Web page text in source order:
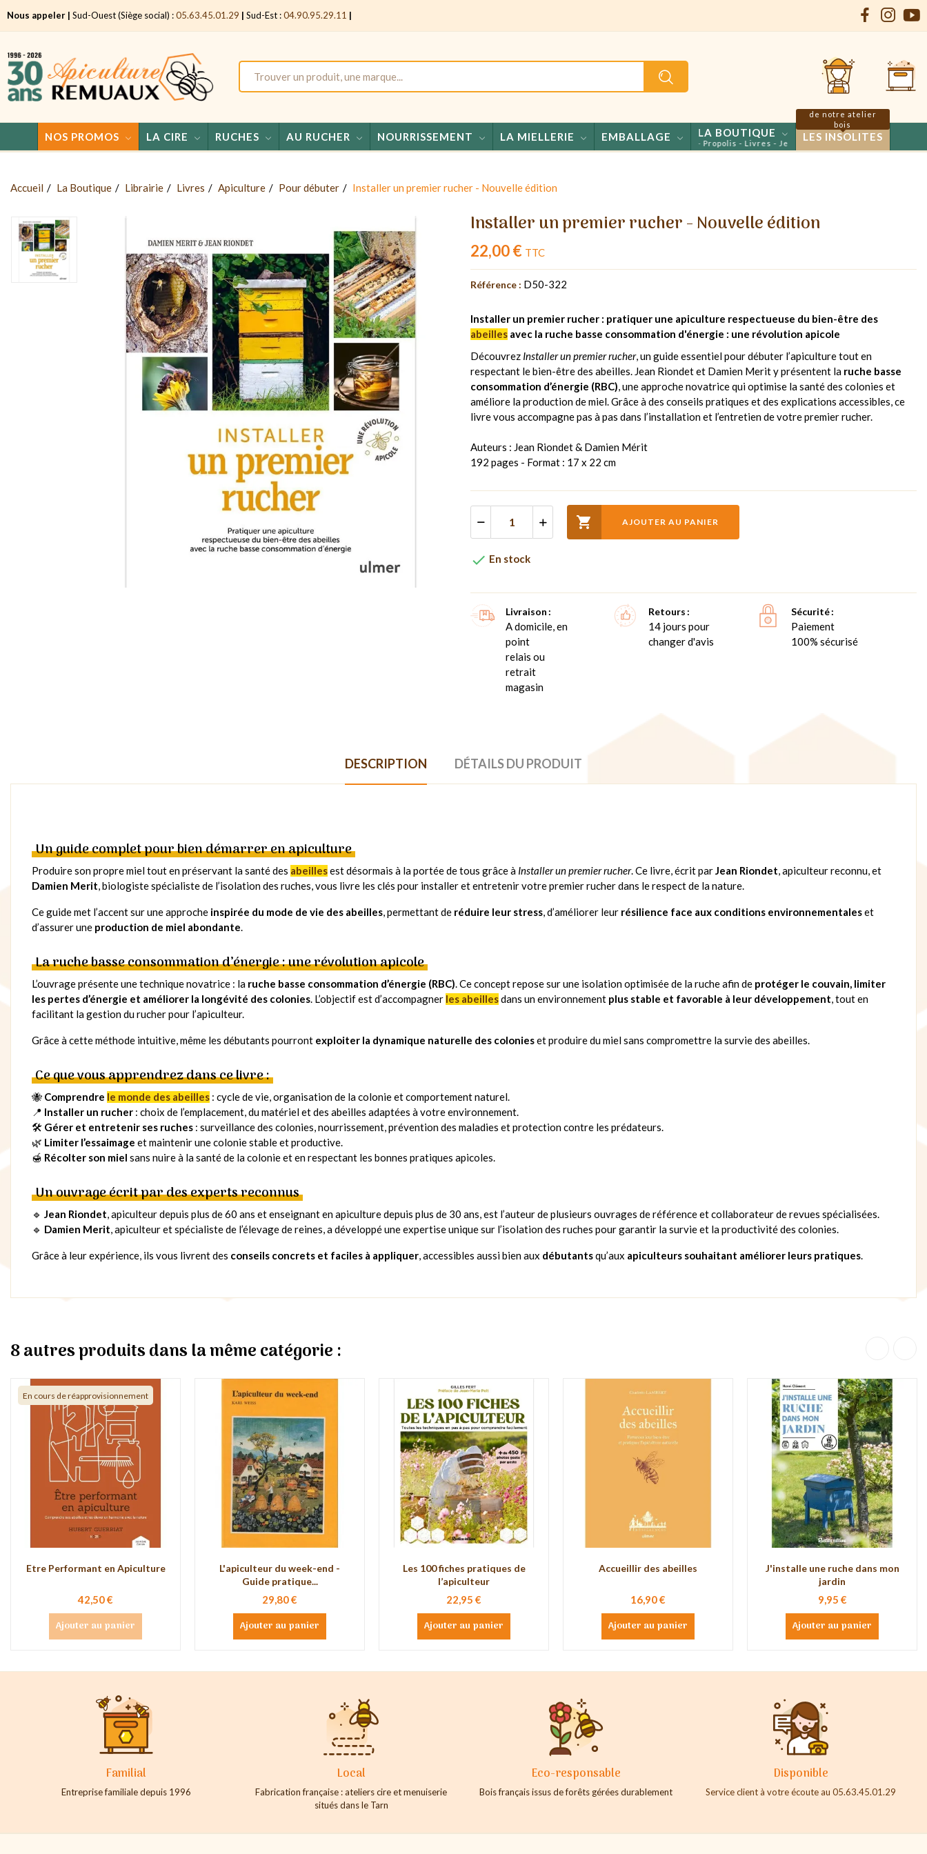
Nous appeler | Sud-Ouest (Siège social) :05.63.45.01.29 | Sud-Est :04.90.95.29.11 |
NOS PROMOS LA CIRE RUCHES AU RUCHER NOURRISSEMENT LA MIELLERIE EMBALLAGE LA BOUTIQUE
Miels - Confiseries - Propolis - Livres - Jeux
LES INSOLITES
de notre atelier
bois
Accueil La Boutique Librairie Livres Apiculture Pour débuter Installer un premier rucher - Nouvelle édition
Installer un premier rucher - Nouvelle édition
22,00 € TTC
Référence : D50-322
Installer un premier rucher : pratiquer une apiculture respectueuse du bien-être des
abeilles avec la ruche basse consommation d'énergie : une révolution apicole
Découvrez Installer un premier rucher, un guide essentiel pour débuter l’apiculture tout en
respectant le bien-être des abeilles. Jean Riondet et Damien Merit y présentent la ruche basse
consommation d’énergie (RBC), une approche novatrice qui optimise la santé des colonies et
améliore la production de miel. Grâce à des conseils pratiques et des explications accessibles, ce
livre vous accompagne pas à pas dans l’installation et l’entretien de votre premier rucher.
Auteurs : Jean Riondet & Damien Mérit
192 pages - Format : 17 x 22 cm
 AJOUTER AU PANIER
 En stock
Livraison
A domicile, en
point
relais ou
retrait
magasin
Retours
14 jours pour
changer d'avis
Sécurité
Paiement
100% sécurisé
DESCRIPTION DÉTAILS DU PRODUIT
Un guide complet pour bien démarrer en apiculture
Produire son propre miel tout en préservant la santé des abeillesest désormais à la portée de tous grâce à Installer un premier rucher. Ce livre, écrit parJean Riondet, apiculteur reconnu, et
Damien Merit, biologiste spécialiste de l’isolation des ruches, vous livre les clés pour installer et entretenir votre premier rucher dans le respect de la nature.
Ce guide met l’accent sur une approche inspirée du mode de vie des abeilles, permettant de réduire leur stress, d’améliorer leur résilience face aux conditions environnementaleset
d’assurer une production de miel abondante.
La ruche basse consommation d’énergie : une révolution apicole
L’ouvrage présente une technique novatrice : la ruche basse consommation d’énergie (RBC). Ce concept repose sur une isolation optimisée de la ruche afin de protéger le couvain, limiter
les pertes d’énergie et améliorer la longévité des colonies. L’objectif est d’accompagner les abeillesdans un environnement plus stable et favorable à leur développement, tout en
facilitant la gestion du rucher pour l’apiculteur.
Grâce à cette méthode intuitive, même les débutants pourront exploiter la dynamique naturelle des colonieset produire du miel sans compromettre la survie des abeilles.
Ce que vous apprendrez dans ce livre :
🐝 Comprendre le monde des abeilles : cycle de vie, organisation de la colonie et comportement naturel.
📍 Installer un rucher : choix de l’emplacement, du matériel et des abeilles adaptées à votre environnement.
🛠 Gérer et entretenir ses ruches : surveillance des colonies, nourrissement, prévention des maladies et protection contre les prédateurs.
🌿 Limiter l’essaimage et maintenir une colonie stable et productive.
🍯 Récolter son miel sans nuire à la santé de la colonie et en respectant les bonnes pratiques apicoles.
Un ouvrage écrit par des experts reconnus
🔹 Jean Riondet, apiculteur depuis plus de 60 ans et enseignant en apiculture depuis plus de 30 ans, est l’auteur de plusieurs ouvrages de référence et collaborateur de revues spécialisées.
🔹 Damien Merit, apiculteur et spécialiste de l’élevage de reines, a développé une expertise unique sur l’isolation des ruches pour garantir la survie et la productivité des colonies.
Grâce à leur expérience, ils vous livrent des conseils concrets et faciles à appliquer, accessibles aussi bien aux débutantsqu’aux apiculteurs souhaitant améliorer leurs pratiques.
8 autres produits dans la même catégorie :
En cours de réapprovisionnement
Etre Performant en Apiculture
42,50 €
Ajouter au panier
L'apiculteur du week-end -
Guide pratique...
29,80 €
Ajouter au panier
Les 100 fiches pratiques de
l’apiculteur
22,95 €
Ajouter au panier
Accueillir des abeilles
16,90 €
Ajouter au panier
J'installe une ruche dans mon
jardin
9,95 €
Ajouter au panier
Familial
Entreprise familiale depuis 1996
Local
Fabrication française : ateliers cire et menuiserie
situés dans le Tarn
Eco-responsable
Bois français issus de forêts gérées durablement
Disponible
Service client à votre écoute au 05.63.45.01.29